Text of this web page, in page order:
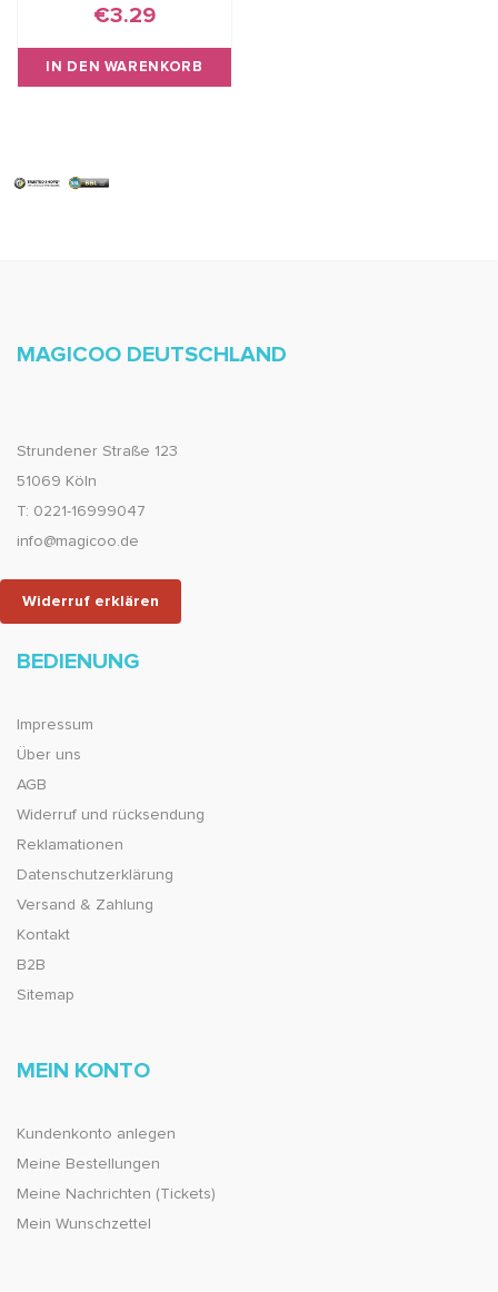
€3.29
IN DEN WARENKORB
MAGICOO DEUTSCHLAND
Strundener Straße 123
51069 Köln
T: 0221-16999047
info@magicoo.de
Widerruf erklären
BEDIENUNG
Impressum
Über uns
AGB
Widerruf und rücksendung
Reklamationen
Datenschutzerklärung
Versand & Zahlung
Kontakt
B2B
Sitemap
MEIN KONTO
Kundenkonto anlegen
Meine Bestellungen
Meine Nachrichten (Tickets)
Mein Wunschzettel